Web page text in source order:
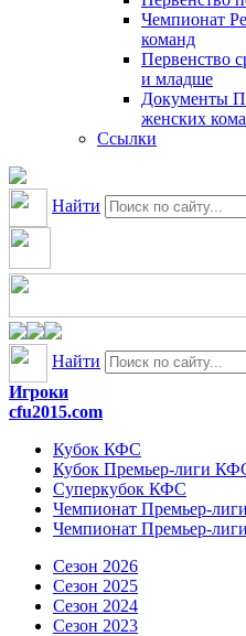
Чемпионат
команд
Первенство
и младше
Документы
женских
Ссылки
Найти
Найти
Игроки
cfu2015.com
Кубок КФС
Кубок Премьер-лиги
Суперкубок КФС
Чемпионат Премьер-
Чемпионат Премьер-
Сезон 2026
Сезон 2025
Сезон 2024
Сезон 2023